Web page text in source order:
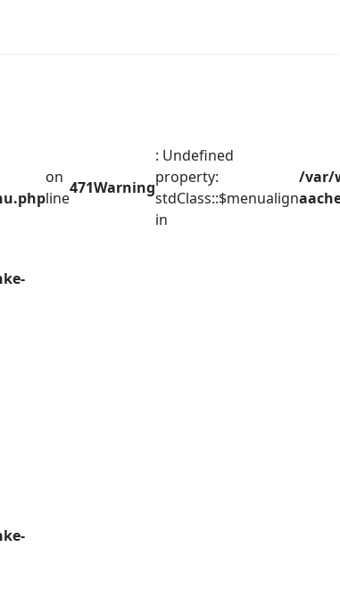
on
line
471Warning
: Undefined
property:
stdClass::$menualign
in
/var/